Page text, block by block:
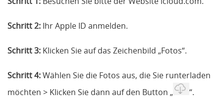
Schritt 2: Ihr Apple ID anmelden.
Schritt 3: Klicken Sie auf das Zeichenbild „Fotos“.
Schritt 4:Wählen Sie die Fotos aus, die Sie runterladen
möchten > Klicken Sie dann auf den Button „
“.